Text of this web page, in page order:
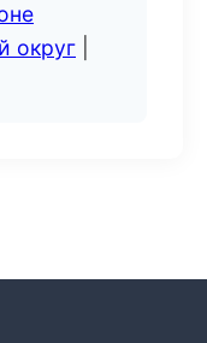
округ